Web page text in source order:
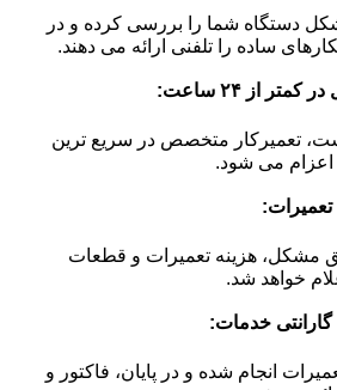
دستگاه شما را بررسی کرده و در
ساده را تلفنی ارائه می دهند.
از ۲۴ ساعت:
تعمیرکار متخصص در سریع ترین
می شود.
مشکل، هزینه تعمیرات و قطعات
خواهد شد.
گارانتی خدمات:
انجام شده و در پایان، فاکتور و